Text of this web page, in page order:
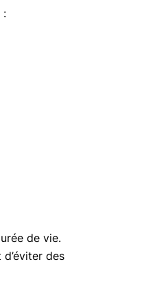
:
de vie.
des